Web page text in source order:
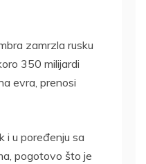
zamrzla rusku
350 milijardi
evra, prenosi
i u poređenju sa
pogotovo što je